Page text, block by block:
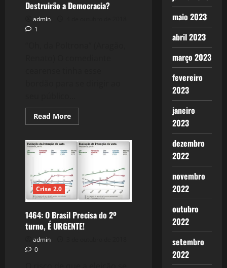
Destruirão a Democracia?
admin
1
Read MoreRead
more
As
Redes
Sociais
a
Democracia?
Crise 2.0
1464: O Brasil Precisa do 2º
turno, É URGENTE!
admin
0
maio 2023
abril 2023
março 2023
fevereiro
2023
janeiro
2023
dezembro
2022
novembro
2022
outubro
2022
setembro
2022